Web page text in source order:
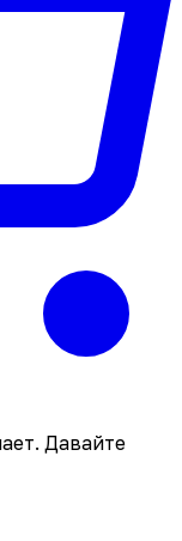
Давайте